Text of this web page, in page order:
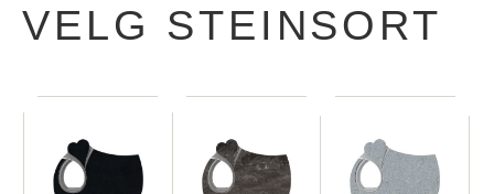
VELG STEINSORT